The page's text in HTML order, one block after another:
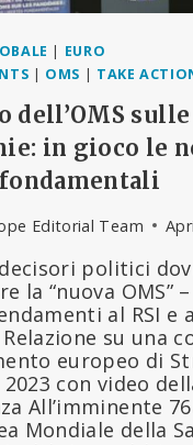
| EURO
| OMS | TAKE
dell’OMS sulle
in gioco le
Editorial Team
politici
la “nuova OMS”
al RSI e
Relazione su una
europeo di
con video
All’imminente
Mondiale della